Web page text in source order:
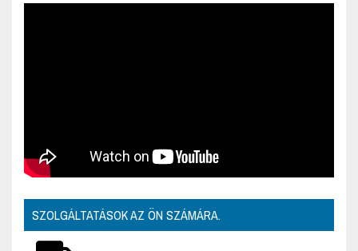
SZOLGÁLTATÁSOK AZ ÖN SZÁMÁRA.